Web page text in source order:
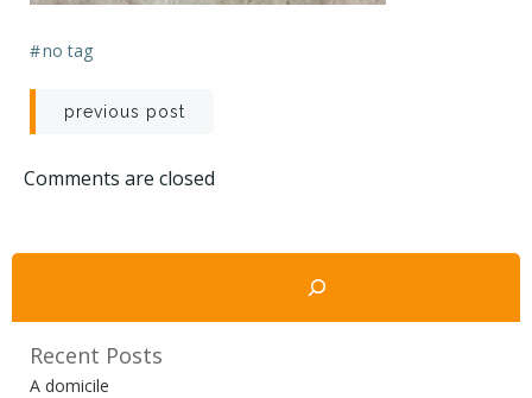
#no tag
Navigation
de
previous post
Comments are closed
Rechercher
Recent Posts
A domicile